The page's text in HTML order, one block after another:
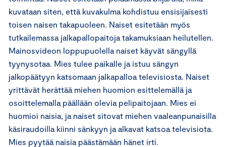
kuvataan siten, että kuvakulma kohdistuu ensisijaisesti
toisen naisen takapuoleen. Naiset esitetään myös
tutkailemassa jalkapallopaitoja takamuksiaan heilutellen.
Mainosvideon loppupuolella naiset käyvät sängyllä
tyynysotaa. Mies tulee paikalle ja istuu sängyn
jalkopäätyyn katsomaan jalkapalloa televisiosta. Naiset
yrittävät herättää miehen huomion esittelemällä ja
osoittelemalla päällään olevia pelipaitojaan. Mies ei
huomioi naisia, ja naiset sitovat miehen vaaleanpunaisilla
käsiraudoilla kiinni sänkyyn ja alkavat katsoa televisiota.
Mies pyytää naisia päästämään hänet irti.